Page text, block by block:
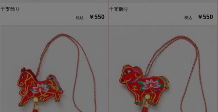
干支飾り
￥550
干支飾り
￥550